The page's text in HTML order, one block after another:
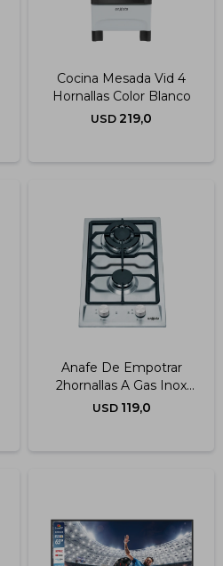
Cocina Mesada Vid 4
Hornallas Color Blanco
USD 219,0
Anafe De Empotrar
2hornallas A Gas Inox
Enxuta
USD 119,0